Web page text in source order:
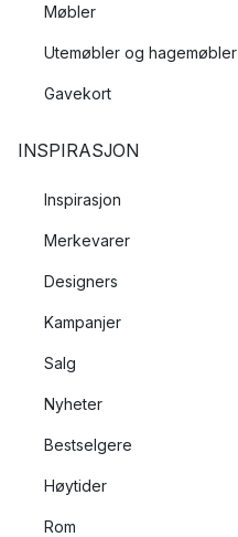
Møbler
Utemøbler og hagemøbler
Gavekort
INSPIRASJON
Inspirasjon
Merkevarer
Designers
Kampanjer
Salg
Nyheter
Bestselgere
Høytider
Rom